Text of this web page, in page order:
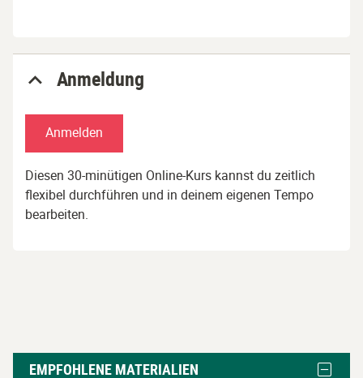
Anmeldung
Anmelden
Diesen 30-minütigen Online-Kurs kannst du zeitlich
flexibel durchführen und in deinem eigenen Tempo
bearbeiten.
Empfohlene
Block
EMPFOHLENE MATERIALIEN